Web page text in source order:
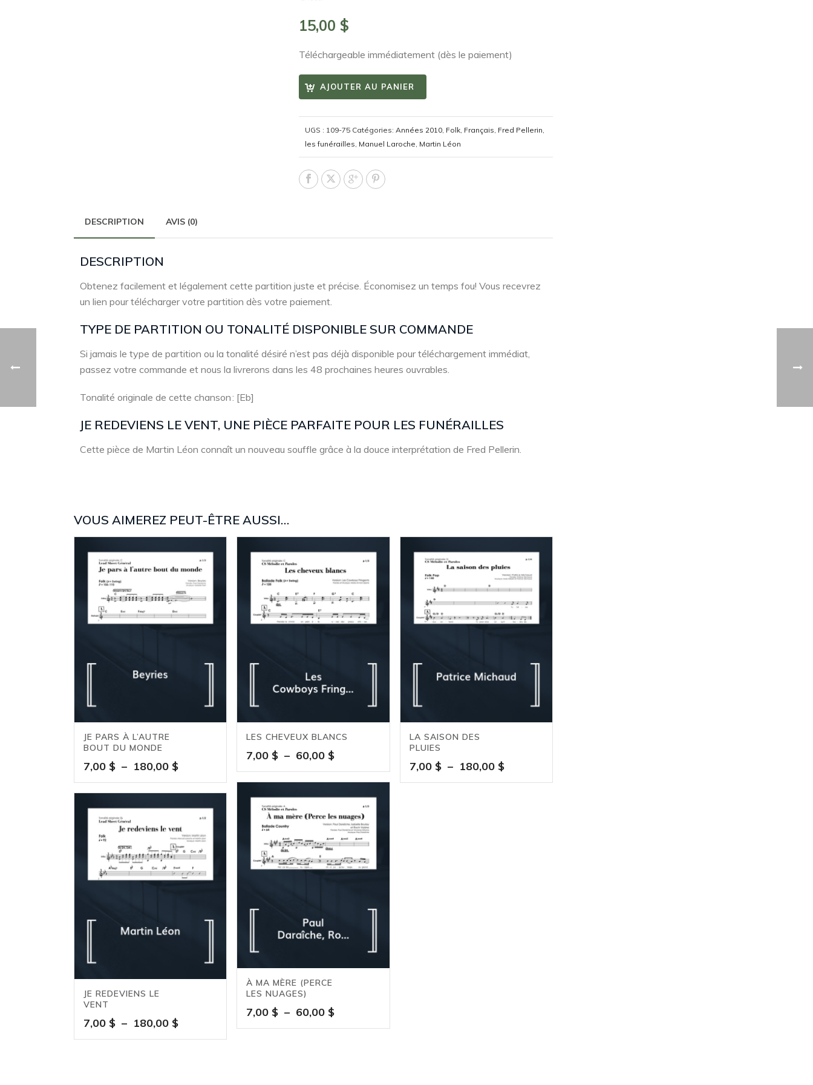
15,00 $
Téléchargeable immédiatement (dès le paiement)
AJOUTER AU PANIER
UGS : 109-75 Catégories:Années 2010, Folk, Français, Fred Pellerin,
les funérailles, Manuel Laroche, Martin Léon
DESCRIPTION AVIS (0)
DESCRIPTION
Obtenez facilement et légalement cette partition juste et précise. Économisez un temps fou! Vous recevrez
un lien pour télécharger votre partition dès votre paiement.
TYPE DE PARTITION OU TONALITÉ DISPONIBLE SUR COMMANDE
Si jamais le type de partition ou la tonalité désiré n’est pas déjà disponible pour téléchargement immédiat,
passez votre commande et nous la livrerons dans les 48 prochaines heures ouvrables.
Tonalité originale de cette chanson : [Eb]
JE REDEVIENS LE VENT, UNE PIÈCE PARFAITE POUR LES FUNÉRAILLES
Cette pièce de Martin Léon connaît un nouveau souffle grâce à la douce interprétation de Fred Pellerin.
VOUS AIMEREZ PEUT-ÊTRE AUSSI…
JE PARS À L’AUTRE
BOUT DU MONDE
7,00 $ – 180,00 $Plage
de
prix :
7,00 $
180,00 $
LES CHEVEUX BLANCS
7,00 $ – 60,00 $Plage
de
prix :
7,00 $
60,00 $
LA SAISON DES
PLUIES
7,00 $ – 180,00 $Plage
de
À MA MÈRE (PERCE
LES NUAGES)
7,00 $ – 60,00 $Plage
de
JE REDEVIENS LE
VENT
7,00 $ – 180,00 $Plage
de